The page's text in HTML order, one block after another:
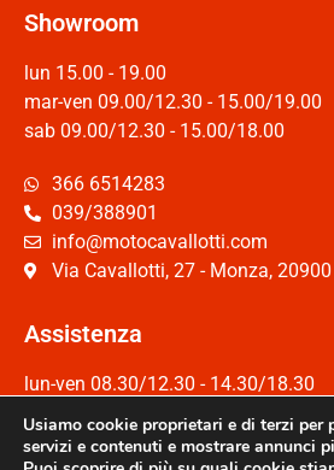
Showroom
lun 15.00 - 19.00
mar-ven 09.00/12.30 - 15.00/19.00
sab 09.00/12.30 - 15.00/18.00
366 6514283
039/388901
info@motocavallotti.com
Via Cavallotti, 27 - Monza, 20900
Assistenza
lun-ven 08.30/12.30 - 14.30/18.30
Sab 08.30/12.30
Usiamo cookie proprietari e di terzi per
servizi e contenuti e mostrare annunci